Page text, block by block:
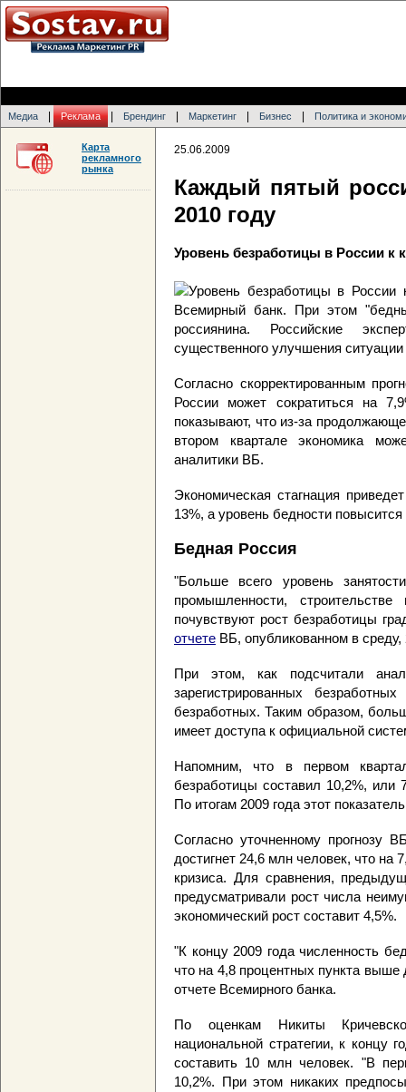
Медиа Реклама Брендинг Маркетинг Бизнес Политика и
25.06.2009
Каждый пятый
2010 году
Уровень безработицы в России к
Уровень безработицы в России
Всемирный банк. При этом
россиянина. Российские
существенного улучшения
Согласно скорректированным
России может сократиться на
показывают, что из-за
втором квартале экономика
аналитики ВБ.
Экономическая стагнация
13%, а уровень бедности
Бедная Россия
"Больше всего уровень
промышленности,
почувствуют рост безработицы
отчете ВБ, опубликованном в
При этом, как подсчитали
зарегистрированных
безработных. Таким образом,
имеет доступа к официальной
Напомним, что в первом
безработицы составил 10,2%, или
По итогам 2009 года этот
Согласно уточненному прогнозу
достигнет 24,6 млн человек, что
кризиса. Для сравнения,
предусматривали рост числа
экономический рост составит 4,5%.
"К концу 2009 года численность
что на 4,8 процентных пункта выше
отчете Всемирного банка.
По оценкам Никиты
национальной стратегии, к концу
составить 10 млн человек. "В
10,2%. При этом никаких
Карта
рекламного
рынка